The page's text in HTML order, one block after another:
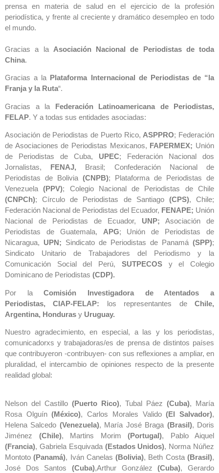
prensa en materia de salud en el ejercicio de la profesión
periodística, y frente al creciente y dramático desempleo en todo
el mundo.
Gracias a la Asociación Nacional de Periodistas de toda
China.
Gracias a la Plataforma Internacional de Periodistas de “la
Franja y la Ruta“.
Gracias a la Federación Latinoamericana de Periodistas,
FELAP. Y a todas sus entidades asociadas:
Asociación de Periodistas de Puerto Rico, ASPPRO; Federación
de Asociaciones de Periodistas Mexicanos, FAPERMEX; Unión
de Periodistas de Cuba, UPEC; Federación Nacional dos
Jornalistas, FENAJ, Brasil; Confederación Nacional de
Periodistas de Bolivia (CNPB); Plataforma de Periodistas de
Venezuela(PPV); Colegio Nacional de Periodistas de Chile
(CNPCh); Círculo de Periodistas de Santiago (CPS), Chile;
Federación Nacional de Periodistas del Ecuador, FENAPE; Unión
Nacional de Periodistas de Ecuador, UNP; Asociación de
Periodistas de Guatemala, APG; Unión de Periodistas de
Nicaragua, UPN; Sindicato de Periodistas de Panamá (SPP);
Sindicato Unitario de Trabajadores del Periodismo y la
Comunicación Social del Perú, SUTPECOSy el Colegio
Dominicano de Periodistas (CDP).
Por laComisión Investigadora de Atentados a
Periodistas, CIAP-FELAP: los representantes deChile,
Argentina, Honduras y Uruguay.
Nuestro agradecimiento, en especial, a las y los periodistas,
comunicadorxs y trabajadoras/es de prensa de distintos países
que contribuyeron -contribuyen- con sus reflexiones a ampliar, en
pluralidad, el intercambio de opiniones respecto de la presente
realidad global:
Nelson del Castillo (Puerto Rico), Tubal Páez (Cuba), María
Rosa Olguín(México), Carlos Morales Valido(El Salvador),
Helena Salcedo (Venezuela), María José Braga (Brasil), Doris
Jiménez (Chile), Martins Morim (Portugal), Pablo Aiquel
(Francia), Gabriela Esquivada (Estados Unidos), Norma Núñez
Montoto(Panamá), Iván Canelas(Bolivia), Beth Costa(Brasil),
José Dos Santos (Cuba),Arthur González(Cuba), Gerardo